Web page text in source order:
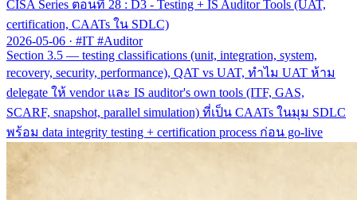
CISA Series ตอนที่ 28 : D3 - Testing + IS Auditor Tools (UAT,
certification, CAATs ใน SDLC)
2026-05-06 · #IT #Auditor
Section 3.5 — testing classifications (unit, integration, system,
recovery, security, performance), QAT vs UAT, ทำไม UAT ห้าม
delegate ให้ vendor และ IS auditor's own tools (ITF, GAS,
SCARF, snapshot, parallel simulation) ที่เป็น CAATs ในมุม SDLC
พร้อม data integrity testing + certification process ก่อน go-live